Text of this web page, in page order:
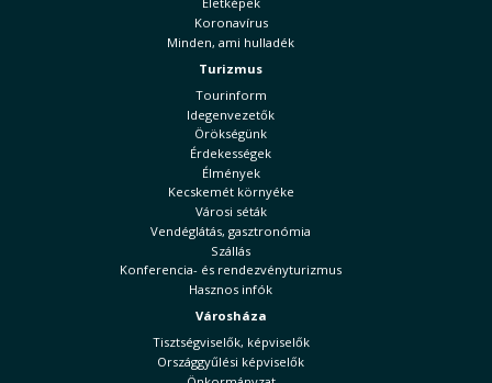
Koronavírus
Minden, ami hulladék
Turizmus
Tourinform
Idegenvezetők
Örökségünk
Érdekességek
Élmények
Kecskemét környéke
Városi séták
Vendéglátás, gasztronómia
Szállás
Konferencia- és rendezvényturizmus
Hasznos infók
Városháza
Tisztségviselők, képviselők
Országgyűlési képviselők